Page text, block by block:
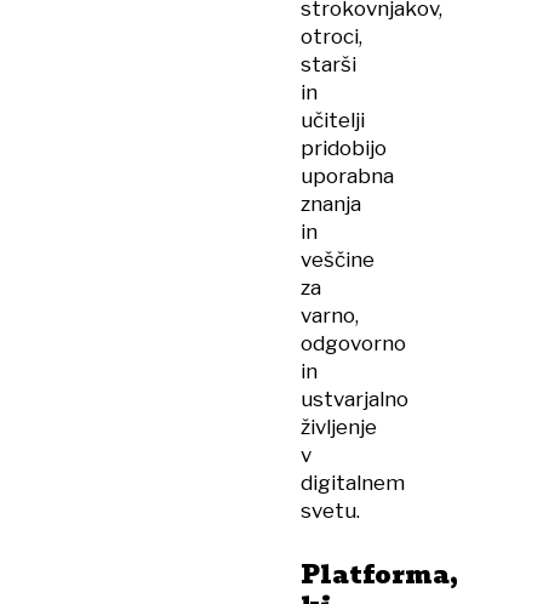
strokovnjakov,
otroci,
starši
in
učitelji
pridobijo
uporabna
znanja
in
veščine
za
varno,
odgovorno
in
ustvarjalno
življenje
v
digitalnem
svetu.
Platforma,